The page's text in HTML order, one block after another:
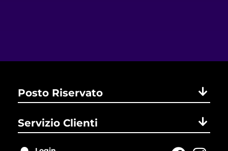
Posto Riservato
Servizio Clienti